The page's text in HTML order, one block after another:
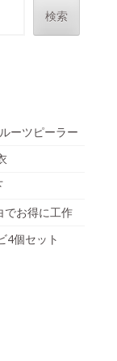
検索
ーツピーラー
でお得に工作
4個セット